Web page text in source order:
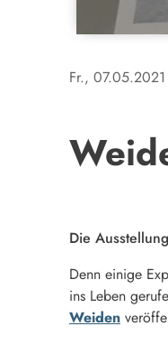
Fr., 07.05.2021
Die
Denn einige
ins Leben
Weiden